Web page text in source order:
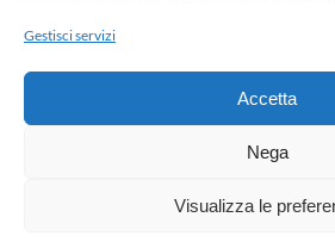
Gestisci servizi
Accetta
Nega
Visualizza le
P.I. 01896920475
Cookies
Suzuki-Toyota
ARINICI 2.0 | Tutti i diritti sono